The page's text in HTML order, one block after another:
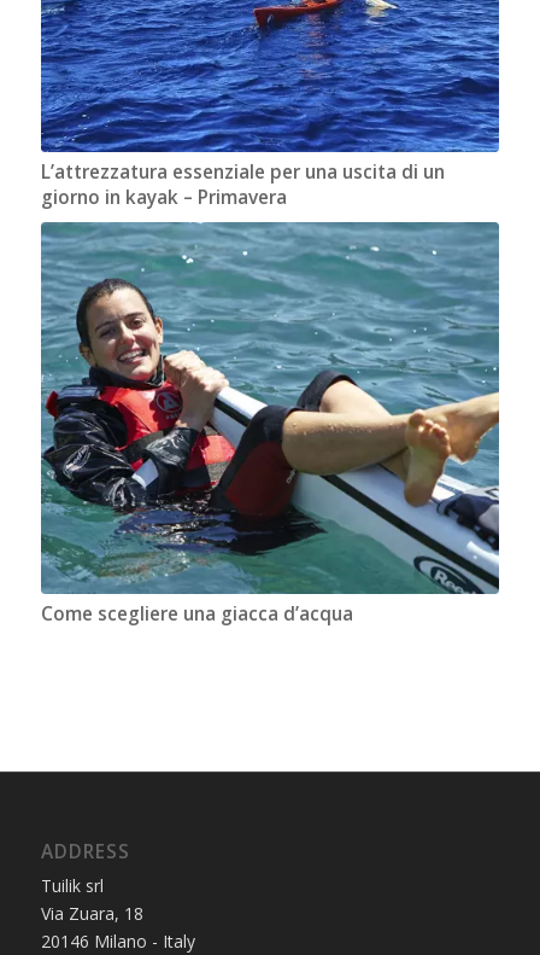
L’attrezzatura essenziale per una uscita di un
giorno in kayak – Primavera
Come scegliere una giacca d’acqua
ADDRESS
Tuilik srl
Via Zuara, 18
20146 Milano - Italy